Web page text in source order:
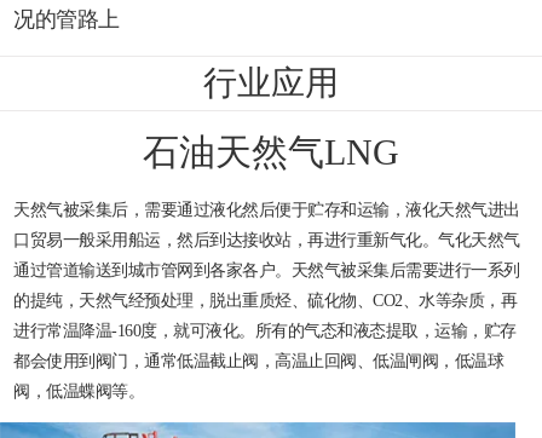
况的管路上
行业应用
石油天然气LNG
天然气被采集后，需要通过液化然后便于贮存和运输，液化天然气进出
口贸易一般采用船运，然后到达接收站，再进行重新气化。气化天然气
通过管道输送到城市管网到各家各户。天然气被采集后需要进行一系列
的提纯，天然气经预处理，脱出重质烃、硫化物、CO2、水等杂质，再
进行常温降温-160度，就可液化。所有的气态和液态提取，运输，贮存
都会使用到阀门，通常低温截止阀，高温止回阀、低温闸阀，低温球
阀，低温蝶阀等。